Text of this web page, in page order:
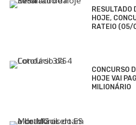
RESULTADO
HOJE,
RATEIO
CONCURSO
HOJE VAI
MILIONÁRIO